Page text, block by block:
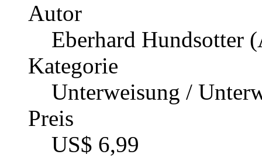
Autor
Eberhard Hundsotter
Kategorie
Unterweisung /
Preis
US$ 6,99